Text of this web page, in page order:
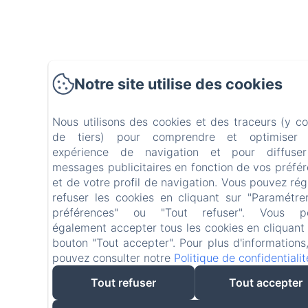
Notre site utilise des cookies
Nous utilisons des cookies et des traceurs (y
de tiers) pour comprendre et optimiser
expérience de navigation et pour
messages publicitaires en fonction de vos
et de votre profil de navigation. Vous pouvez
refuser les cookies en cliquant sur
préférences" ou "Tout refuser". Vous
également accepter tous les cookies en cliquant
bouton "Tout accepter". Pour plus
pouvez consulter notre Politique de
Tout refuser
Tout accepter